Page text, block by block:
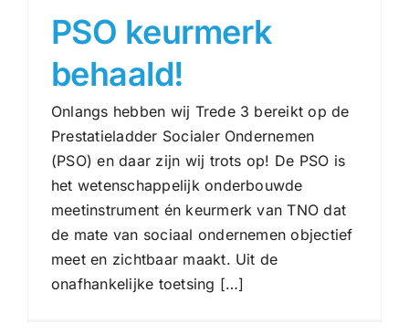
PSO keurmerk behaald!
Nieuws
PSO keurmerk
behaald!
Onlangs hebben wij Trede 3 bereikt op de
Prestatieladder Socialer Ondernemen
(PSO) en daar zijn wij trots op! De PSO is
het wetenschappelijk onderbouwde
meetinstrument én keurmerk van TNO dat
de mate van sociaal ondernemen objectief
meet en zichtbaar maakt. Uit de
onafhankelijke toetsing […]